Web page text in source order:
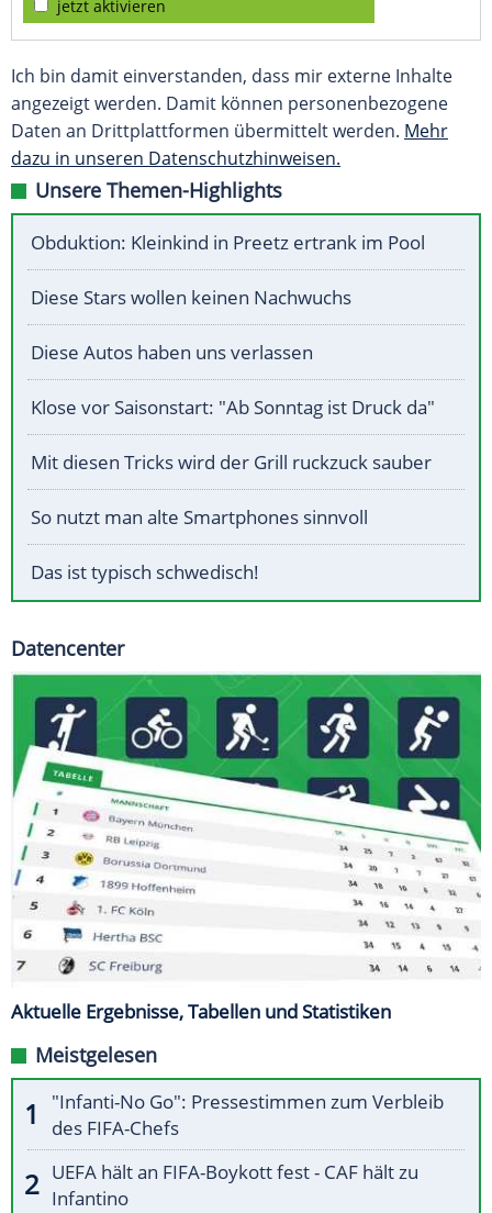
jetzt aktivieren
Ich bin damit einverstanden, dass mir externe Inhalte
angezeigt werden. Damit können personenbezogene
Daten an Drittplattformen übermittelt werden. Mehr
dazu in unseren Datenschutzhinweisen.
Unsere Themen-Highlights
Obduktion: Kleinkind in Preetz ertrank im Pool
Diese Stars wollen keinen Nachwuchs
Diese Autos haben uns verlassen
Klose vor Saisonstart: "Ab Sonntag ist Druck da"
Mit diesen Tricks wird der Grill ruckzuck sauber
So nutzt man alte Smartphones sinnvoll
Das ist typisch schwedisch!
Datencenter
Aktuelle Ergebnisse, Tabellen und Statistiken
Meistgelesen
"Infanti-No Go": Pressestimmen zum Verbleib
des FIFA-Chefs
UEFA hält an FIFA-Boykott fest - CAF hält zu
Infantino